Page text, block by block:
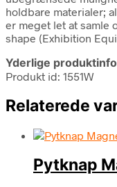
holdbare materialer;
er meget let at samle
shape (Exhibition
Yderlige
Produkt id: 1551W
Relaterede
Pytknap